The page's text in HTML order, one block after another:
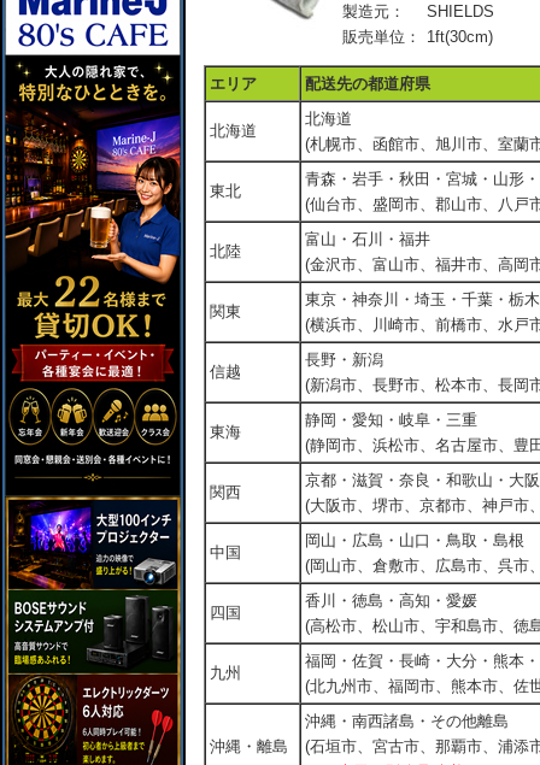
製造元：
SHIELDS
販売単位：
1ft(30cm)
エリア 配送先の都道府県
北海道
北海道
(札幌市、函館市、旭川市、室蘭
東北
青森・岩手・秋田・宮城・山形
(仙台市、盛岡市、郡山市、八戸
北陸
富山・石川・福井
(金沢市、富山市、福井市、高岡
関東
東京・神奈川・埼玉・千葉・栃
(横浜市、川崎市、前橋市、水戸
信越
長野・新潟
(新潟市、長野市、松本市、長岡
東海
静岡・愛知・岐阜・三重
(静岡市、浜松市、名古屋市、豊
関西
京都・滋賀・奈良・和歌山・大
(大阪市、堺市、京都市、神戸市
中国
岡山・広島・山口・鳥取・島根
(岡山市、倉敷市、広島市、呉市
四国
香川・徳島・高知・愛媛
(高松市、松山市、宇和島市、徳
九州
福岡・佐賀・長崎・大分・熊本
(北九州市、福岡市、熊本市、佐
沖縄・離島
沖縄・南西諸島・その他離島
(石垣市、宮古市、那覇市、浦添